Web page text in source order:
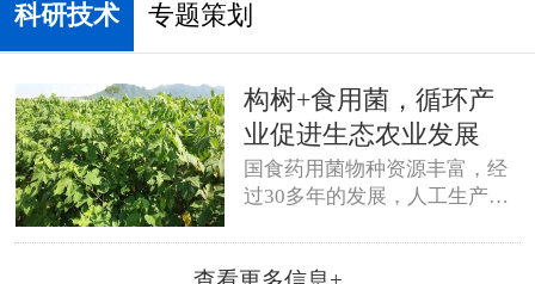
科研技术 专题策划
构树+食用菌，循环产
业促进生态农业发展
国食药用菌物种资源丰富，经
过30多年的发展，人工生产的
代化种植方式并存。食用菌产
量占世界总产量的70%以上，